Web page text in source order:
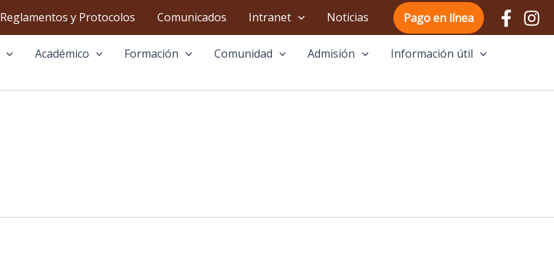
Reglamentos y Protocolos Comunicados Intranet Noticias Pago en línea
Académico Formación Comunidad Admisión
Información útil